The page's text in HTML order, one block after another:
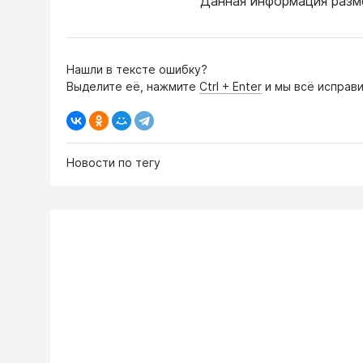
Нашли в тексте ошибку?
Выделите её, нажмите Ctrl + Enter и мы всё
Новости по тегу